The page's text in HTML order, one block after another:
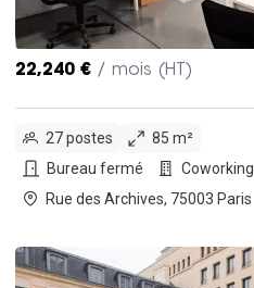
22,240 € / mois (HT)
27 postes
85 m²
Bureau fermé
Coworking
Rue des Archives, 75003 Paris